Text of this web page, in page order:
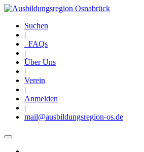
Direkt
Inhalt
Suchen
|
FAQs
|
Über Uns
|
Verein
|
Anmelden
|
mail@ausbildungsregion-os.de